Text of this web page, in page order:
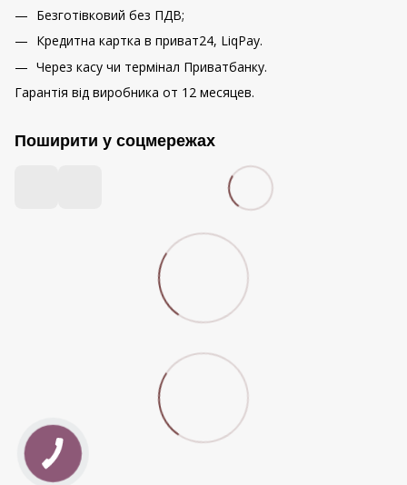
Безготівковий без ПДВ;
Кредитна картка в приват24, LiqPay.
Через касу чи термінал Приватбанку.
Гарантія від виробника от 12 месяцев.
Поширити у соцмережах